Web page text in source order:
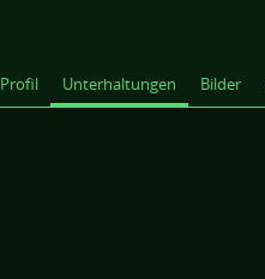
Profil Unterhaltungen Bilder